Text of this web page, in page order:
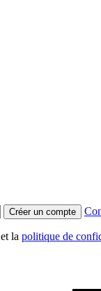
Créer un compte
et la politique de